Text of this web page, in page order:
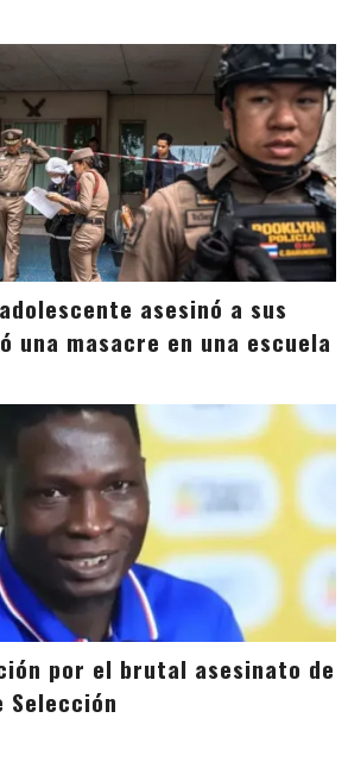
asesinó a sus
una masacre en una escuela
por el brutal asesinato de